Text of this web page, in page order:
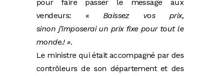
pour faire passer le message aux
vendeurs: « Baissez vos prix,
sinon j’imposerai un prix fixe pour tout le
monde.! ».
Le ministre qui était accompagné par des
contrôleurs de son département et des